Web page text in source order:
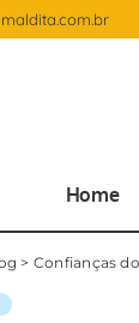
Home
> Confianças